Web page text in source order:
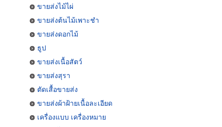
ขายส่งไม้ไผ่
ขายส่งต้นไม้เพาะชำ
ขายส่งดอกไม้
ธูป
ขายส่งเนื้อสัตว์
ขายส่งสุรา
ตัดเสื้อขายส่ง
ขายส่งผ้าฝ้ายเนื้อละเอียด
เครื่องแบบ เครื่องหมาย